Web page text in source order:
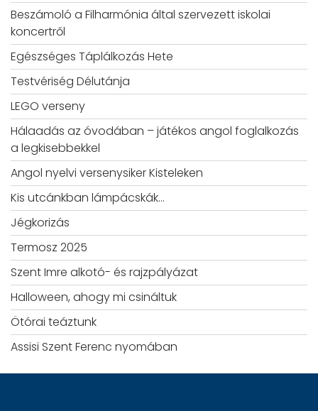
Beszámoló a Filharmónia által szervezett iskolai
koncertről
Egészséges Táplálkozás Hete
Testvériség Délutánja
LEGO verseny
Hálaadás az óvodában – játékos angol foglalkozás
a legkisebbekkel
Angol nyelvi versenysiker Kisteleken
Kis utcánkban lámpácskák…
Jégkorizás
Termosz 2025
Szent Imre alkotó- és rajzpályázat
Halloween, ahogy mi csináltuk
Ötórai teáztunk
Assisi Szent Ferenc nyomában